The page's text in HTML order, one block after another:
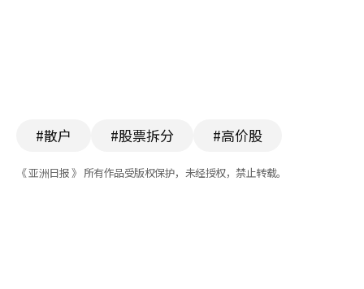
#散户 #股票拆分 #高价股
《 亚洲日报 》 所有作品受版权保护，未经授权，禁止转载。